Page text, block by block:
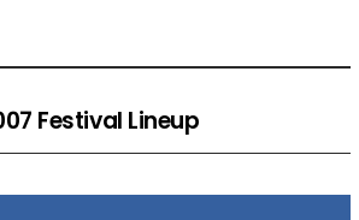
Festival Lineup